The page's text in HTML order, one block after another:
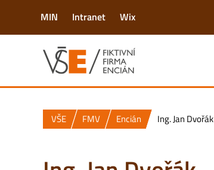
MIN Intranet Wix
VŠE FMV Encián Ing. Jan Dvořák